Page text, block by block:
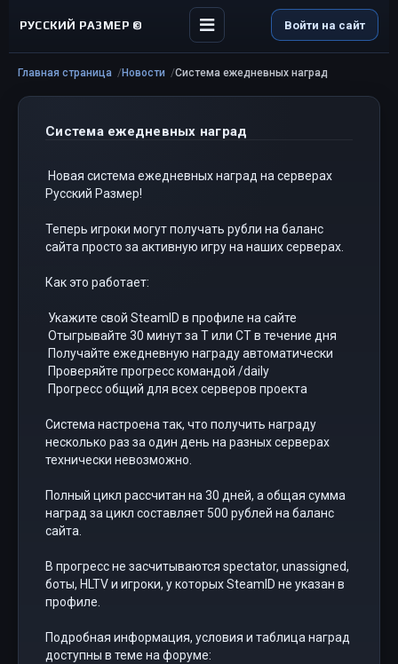
РУССКИЙ РАЗМЕР © Войти на сайт
Главная страница Новости Система ежедневных наград
Система ежедневных наград
Новая система ежедневных наград на серверах
Русский Размер!
Теперь игроки могут получать рубли на баланс
сайта просто за активную игру на наших серверах.
Как это работает:
Укажите свой SteamID в профиле на сайте
Отыгрывайте 30 минут за T или CT в течение дня
Получайте ежедневную награду автоматически
Проверяйте прогресс командой /daily
Прогресс общий для всех серверов проекта
Система настроена так, что получить награду
несколько раз за один день на разных серверах
технически невозможно.
Полный цикл рассчитан на 30 дней, а общая сумма
наград за цикл составляет 500 рублей на баланс
сайта.
В прогресс не засчитываются spectator, unassigned,
боты, HLTV и игроки, у которых SteamID не указан в
профиле.
Подробная информация, условия и таблица наград
доступны в теме на форуме: